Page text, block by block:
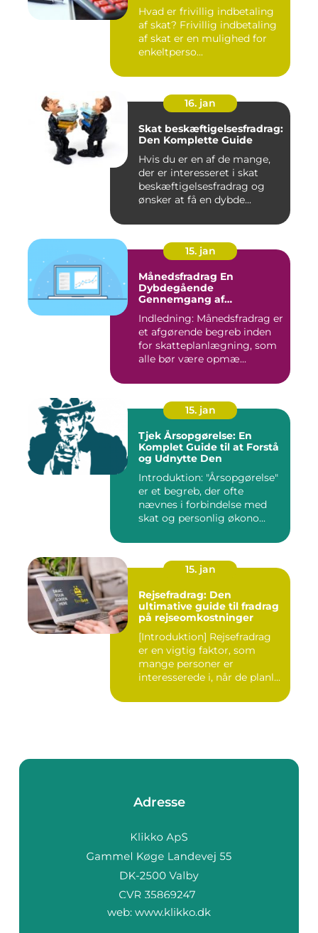
Hvad er frivillig indbetaling
af skat? Frivillig indbetaling
af skat er en mulighed for
enkeltperso...
16. jan
Skat beskæftigelsesfradrag:
Den Komplette Guide
Hvis du er en af de mange,
der er interesseret i skat
beskæftigelsesfradrag og
ønsker at få en dybde...
15. jan
Månedsfradrag En
Dybdegående
Gennemgang af
Indledning: Månedsfradrag er
et afgørende begreb inden
for skatteplanlægning, som
alle bør være opmæ...
15. jan
Tjek Årsopgørelse: En
Komplet Guide til at Forstå
og Udnytte Den
Introduktion: "Årsopgørelse"
er et begreb, der ofte
nævnes i forbindelse med
skat og personlig økono...
15. jan
Rejsefradrag: Den
ultimative guide til fradrag
på rejseomkostninger
[Introduktion] Rejsefradrag
er en vigtig faktor, som
mange personer er
interesserede i, når de planl...
Adresse
web: www.klikko.dk